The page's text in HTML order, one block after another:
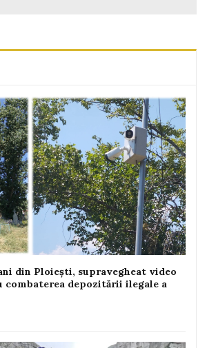
din Ploiești, supravegheat video
depozitării ilegale a